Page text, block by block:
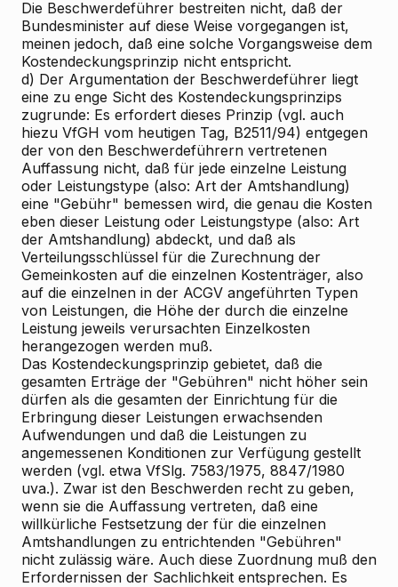
Die Beschwerdeführer bestreiten nicht, daß der
Bundesminister auf diese Weise vorgegangen ist,
meinen jedoch, daß eine solche Vorgangsweise dem
Kostendeckungsprinzip nicht entspricht.
d) Der Argumentation der Beschwerdeführer liegt
eine zu enge Sicht des Kostendeckungsprinzips
zugrunde: Es erfordert dieses Prinzip (vgl. auch
hiezu VfGH vom heutigen Tag, B2511/94) entgegen
der von den Beschwerdeführern vertretenen
Auffassung nicht, daß für jede einzelne Leistung
oder Leistungstype (also: Art der Amtshandlung)
eine "Gebühr" bemessen wird, die genau die Kosten
eben dieser Leistung oder Leistungstype (also: Art
der Amtshandlung) abdeckt, und daß als
Verteilungsschlüssel für die Zurechnung der
Gemeinkosten auf die einzelnen Kostenträger, also
auf die einzelnen in der ACGV angeführten Typen
von Leistungen, die Höhe der durch die einzelne
Leistung jeweils verursachten Einzelkosten
herangezogen werden muß.
Das Kostendeckungsprinzip gebietet, daß die
gesamten Erträge der "Gebühren" nicht höher sein
dürfen als die gesamten der Einrichtung für die
Erbringung dieser Leistungen erwachsenden
Aufwendungen und daß die Leistungen zu
angemessenen Konditionen zur Verfügung gestellt
werden (vgl. etwa VfSlg. 7583/1975, 8847/1980
uva.). Zwar ist den Beschwerden recht zu geben,
wenn sie die Auffassung vertreten, daß eine
willkürliche Festsetzung der für die einzelnen
Amtshandlungen zu entrichtenden "Gebühren"
nicht zulässig wäre. Auch diese Zuordnung muß den
Erfordernissen der Sachlichkeit entsprechen. Es